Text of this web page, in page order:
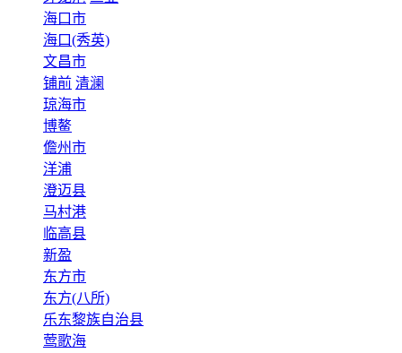
海口市
海口(秀英)
文昌市
铺前 清澜
琼海市
博鳌
儋州市
洋浦
澄迈县
马村港
临高县
新盈
东方市
东方(八所)
乐东黎族自治县
莺歌海